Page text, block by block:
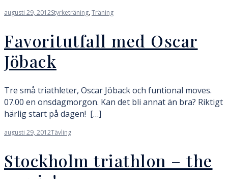
augusti 29, 2012Styrketräning,Träning
Favoritutfall med Oscar
Jöback
Tre små triathleter, Oscar Jöback och funtional moves.
07.00 en onsdagmorgon. Kan det bli annat än bra? Riktigt
härlig start på dagen! […]
augusti 29, 2012Tävling
Stockholm triathlon – the